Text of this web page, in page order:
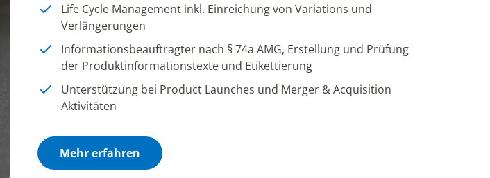
Life Cycle Management inkl. Einreichung von Variations und
Verlängerungen
Informationsbeauftragter nach § 74a AMG, Erstellung und Prüfung
der Produktinformationstexte und Etikettierung
Unterstützung bei Product Launches und Merger & Acquisition
Aktivitäten
Mehr erfahren